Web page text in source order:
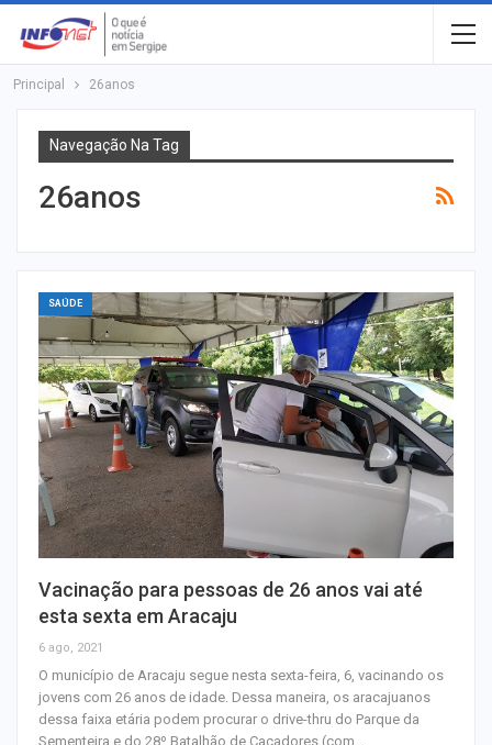
Principal 26anos
Navegação Na Tag
26anos
SAÚDE
Vacinação para pessoas de 26 anos vai até
esta sexta em Aracaju
6 ago, 2021
O município de Aracaju segue nesta sexta-feira, 6, vacinando os
jovens com 26 anos de idade. Dessa maneira, os aracajuanos
dessa faixa etária podem procurar o drive-thru do Parque da
Sementeira e do 28º Batalhão de Caçadores (com…